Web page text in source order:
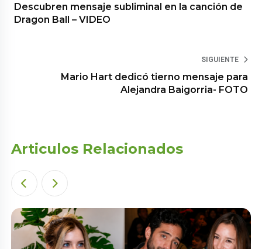
Descubren mensaje subliminal en la canción de
Dragon Ball – VIDEO
SIGUIENTE
Mario Hart dedicó tierno mensaje para
Alejandra Baigorria- FOTO
Articulos Relacionados